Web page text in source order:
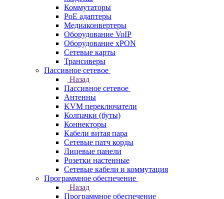
Коммутаторы
PoE адаптеры
Медиаконвертеры
Оборудование VoIP
Оборудование xPON
Сетевые карты
Трансиверы
Пассивное сетевое
Назад
Пассивное сетевое
Антенны
KVM переключатели
Колпачки (буты)
Коннекторы
Кабели витая пара
Сетевые патч корды
Лицевые панели
Розетки настенные
Сетевые кабели и коммутация
Программное обеспечение
Назад
Программное обеспечение